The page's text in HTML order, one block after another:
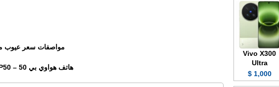
مواصفات سعر عيوب
هاتف هواوي بي 50 – Huawei P50
Vivo X300
Ultra
1,000 $